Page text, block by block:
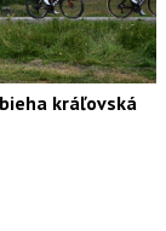
kráľovská